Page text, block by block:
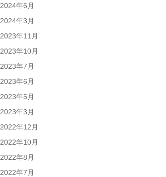
2024年6月
2024年3月
2023年11月
2023年10月
2023年7月
2023年6月
2023年5月
2023年3月
2022年12月
2022年10月
2022年8月
2022年7月